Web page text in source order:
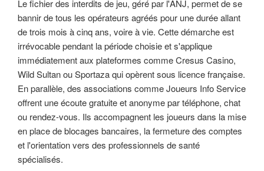
Le fichier des interdits de jeu, géré par l'ANJ, permet de se
bannir de tous les opérateurs agréés pour une durée allant
de trois mois à cinq ans, voire à vie. Cette démarche est
irrévocable pendant la période choisie et s'applique
immédiatement aux plateformes comme Cresus Casino,
Wild Sultan ou Sportaza qui opèrent sous licence française.
En parallèle, des associations comme Joueurs Info Service
offrent une écoute gratuite et anonyme par téléphone, chat
ou rendez-vous. Ils accompagnent les joueurs dans la mise
en place de blocages bancaires, la fermeture des comptes
et l'orientation vers des professionnels de santé
spécialisés.